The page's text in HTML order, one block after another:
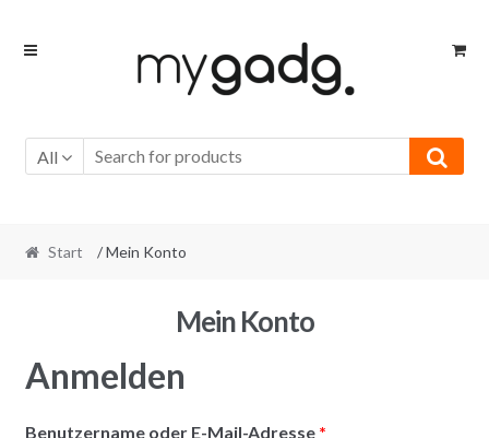
Skip
Skip
All
Start / Mein Konto
Mein Konto
Anmelden
Benutzername oder E-Mail-Adresse *Erforderlich